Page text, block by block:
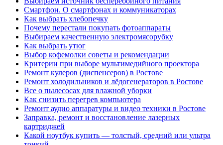
Смартфон. О смартфонах и коммуникаторах
Как выбрать хлебопечку
Почему перестали покупать фотоаппараты
Выбираем качественную электромясорубку
Как выбрать утюг
Выбор кофемолки советы и рекомендации
Критерии при выборе мультимедийного проектора
Ремонт кулеров (диспенсеров) в Ростове
Ремонт холодильников и лёдогенераторов в Ростове
Все о пылесосах для влажной уборки
Как снизить перегрев компьютера
Ремонт аудио аппаратуры и видео техники в Ростове
Заправка, ремонт и восстановление лазерных
картриджей
Какой ноутбук купить — толстый, средний или ультра